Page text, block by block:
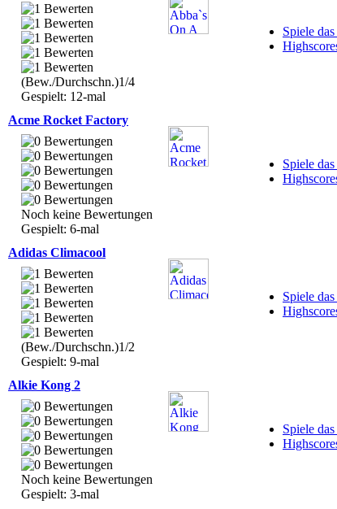
(Bew./Durchschn.)1/4
Gespielt: 12-mal
Spiele
Acme Rocket Factory
Noch keine Bewertungen
Gespielt: 6-mal
Spiele
Adidas Climacool
(Bew./Durchschn.)1/2
Gespielt: 9-mal
Spiele
Alkie Kong 2
Noch keine Bewertungen
Gespielt: 3-mal
Spiele